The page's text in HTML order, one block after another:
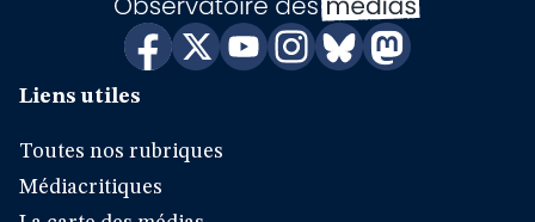
Liens utiles
Toutes nos rubriques
Médiacritiques